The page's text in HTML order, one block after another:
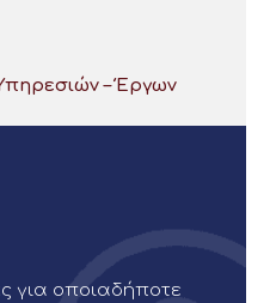
– Έργων
για οποιαδήποτε